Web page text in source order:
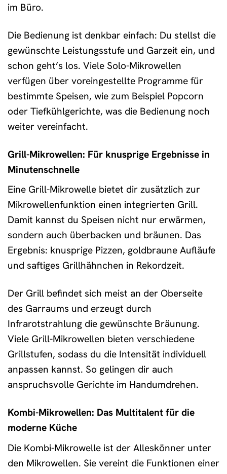
im Büro.
Die Bedienung ist denkbar einfach: Du stellst die
gewünschte Leistungsstufe und Garzeit ein, und
schon geht’s los. Viele Solo-Mikrowellen
verfügen über voreingestellte Programme für
bestimmte Speisen, wie zum Beispiel Popcorn
oder Tiefkühlgerichte, was die Bedienung noch
weiter vereinfacht.
Grill-Mikrowellen: Für knusprige Ergebnisse in
Minutenschnelle
Eine Grill-Mikrowelle bietet dir zusätzlich zur
Mikrowellenfunktion einen integrierten Grill.
Damit kannst du Speisen nicht nur erwärmen,
sondern auch überbacken und bräunen. Das
Ergebnis: knusprige Pizzen, goldbraune Aufläufe
und saftiges Grillhähnchen in Rekordzeit.
Der Grill befindet sich meist an der Oberseite
des Garraums und erzeugt durch
Infrarotstrahlung die gewünschte Bräunung.
Viele Grill-Mikrowellen bieten verschiedene
Grillstufen, sodass du die Intensität individuell
anpassen kannst. So gelingen dir auch
anspruchsvolle Gerichte im Handumdrehen.
Kombi-Mikrowellen: Das Multitalent für die
moderne Küche
Die Kombi-Mikrowelle ist der Alleskönner unter
den Mikrowellen. Sie vereint die Funktionen einer